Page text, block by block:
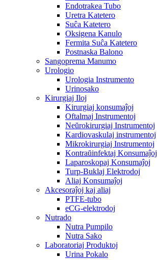
Endotrakea Tubo
Uretra Katetero
Suĉa Katetero
Oksigena Kanulo
Fermita Suĉa Katetero
Postnaska Balono
Sangoprema Manumo
Urologio
Urologia Instrumento
Urinosako
Kirurgiaj Iloj
Kirurgiaj konsumaĵoj
Oftalmaj Instrumentoj
Neŭrokirurgiaj Instrumentoj
Kardiovaskulaj instrumentoj
Mikrokirurgiaj Instrumentoj
Kontraŭinfektaj Konsumaĵoj
Laparoskopaj Konsumaĵoj
Turp-Buklaj Elektrodoj
Aliaj Konsumaĵoj
Akcesoraĵoj kaj aliaj
PTFE-tubo
eCG-elektrodoj
Nutrado
Nutra Pumpilo
Nutra Sako
Laboratoriaj Produktoj
Urina Pokalo